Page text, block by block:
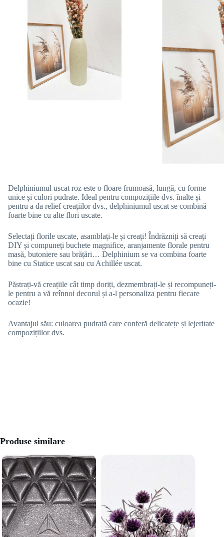
Delphiniumul uscat roz este o floare frumoasă, lungă, cu forme
unice și culori pudrate. Ideal pentru compozițiile dvs. înalte și
pentru a da relief creațiilor dvs., delphiniumul uscat se combină
foarte bine cu alte flori uscate.
Selectați florile uscate, asamblați-le și creați! Îndrăzniți să creați
DIY și compuneți buchete magnifice, aranjamente florale pentru
masă, butoniere sau brățări… Delphinium se va combina foarte
bine cu Statice uscat sau cu Achillée uscat.
Păstrați-vă creațiile cât timp doriți, dezmembrați-le și recompuneți-
le pentru a vă reînnoi decorul și a-l personaliza pentru fiecare
ocazie!
Avantajul său: culoarea pudrată care conferă delicatețe și lejeritate
compozițiilor dvs.
Produse similare